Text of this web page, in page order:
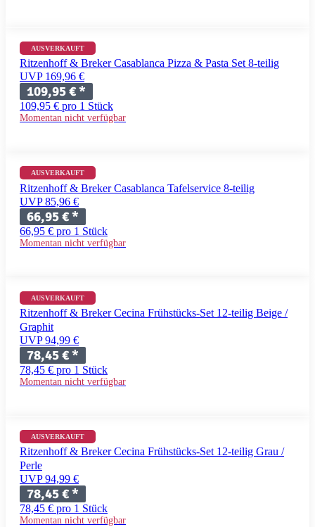
AUSVERKAUFT
Ritzenhoff & Breker Casablanca Pizza & Pasta Set 8-teilig
UVP 169,96 €
109,95 €*
109,95 € pro 1 Stück
Momentan nicht verfügbar
AUSVERKAUFT
Ritzenhoff & Breker Casablanca Tafelservice 8-teilig
UVP 85,96 €
66,95 €*
66,95 € pro 1 Stück
Momentan nicht verfügbar
AUSVERKAUFT
Ritzenhoff & Breker Cecina Frühstücks-Set 12-teilig Beige /
Graphit
UVP 94,99 €
78,45 €*
78,45 € pro 1 Stück
Momentan nicht verfügbar
AUSVERKAUFT
Ritzenhoff & Breker Cecina Frühstücks-Set 12-teilig Grau /
Perle
UVP 94,99 €
78,45 €*
78,45 € pro 1 Stück
Momentan nicht verfügbar